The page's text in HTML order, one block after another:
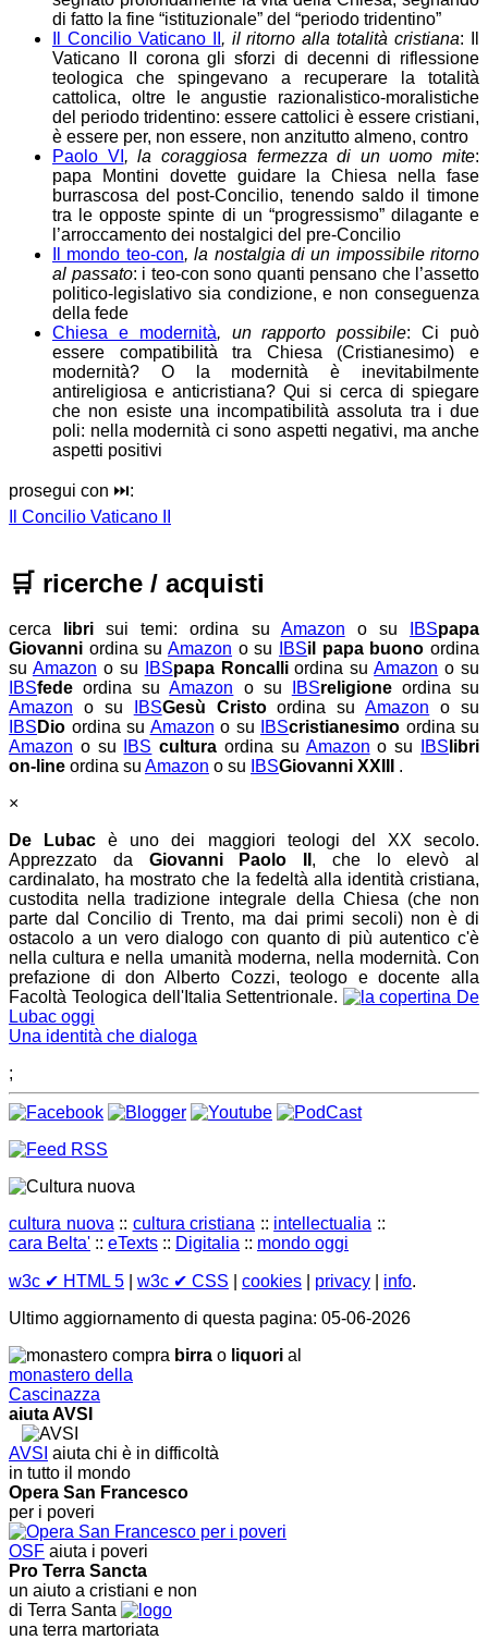
di fatto la fine “istituzionale” del “periodo tridentino”
Il Concilio Vaticano II , il ritorno alla totalità cristiana: Il
Vaticano II corona gli sforzi di decenni di riflessione
teologica che spingevano a recuperare la totalità
cattolica, oltre le angustie razionalistico-moralistiche
del periodo tridentino: essere cattolici è essere cristiani,
è essere per, non essere, non anzitutto almeno, contro
Paolo VI , la coraggiosa fermezza di un uomo mite:
papa Montini dovette guidare la Chiesa nella fase
burrascosa del post-Concilio, tenendo saldo il timone
tra le opposte spinte di un “progressismo” dilagante e
l’arroccamento dei nostalgici del pre-Concilio
Il mondo teo-con, la nostalgia di un impossibile ritorno
al passato: i teo-con sono quanti pensano che l’assetto
politico-legislativo sia condizione, e non conseguenza
della fede
Chiesa e modernità, un rapporto possibile: Ci può
essere compatibilità tra Chiesa (Cristianesimo) e
modernità? O la modernità è inevitabilmente
antireligiosa e anticristiana? Qui si cerca di spiegare
che non esiste una incompatibilità assoluta tra i due
poli: nella modernità ci sono aspetti negativi, ma anche
aspetti positivi
prosegui con ⏭️:
Il Concilio Vaticano II
🛒 ricerche / acquisti
cerca libri sui temi:ordina su Amazon o su IBSpapa
Giovanni ordina suAmazon o su IBSil papa buono ordina
su Amazon o su IBSpapa Roncalli ordina suAmazon o su
IBSfede ordina suAmazon o su IBSreligione ordina su
Amazon o su IBSGesù Cristo ordina suAmazon o su
IBS Dio ordina su Amazon o su IBScristianesimo ordina su
Amazon o su IBS cultura ordina su Amazon o su IBS libri
on-line ordina su Amazon o su IBSGiovanni XXIII
.
×
De Lubac è uno dei maggiori teologi del XX secolo.
Apprezzato da Giovanni Paolo II , che lo elevò al
cardinalato, ha mostrato che la fedeltà alla identità cristiana,
custodita nella tradizione integrale della Chiesa (che non
parte dal Concilio di Trento, ma dai primi secoli) non è di
ostacolo a un vero dialogo con quanto di più autentico c'è
nella cultura e nella umanità moderna, nella modernità. Con
prefazione di don Alberto Cozzi, teologo e docente alla
Facoltà Teologica dell'Italia Settentrionale.
De
Lubac oggi
Una identità che dialoga
;
cultura nuova:: cultura cristiana :: intellectualia ::
cara Belta' :: eTexts :: Digitalia :: mondo oggi
w3c ✔ HTML 5 w3c ✔ CSS cookies privacy info.
Ultimo aggiornamento di questa pagina: 05-06-2026
compra birra o liquori al
monastero della
Cascinazza
aiuta AVSI
AVSI aiuta chi è in difficoltà
in tutto il mondo
Opera San Francesco
per i poveri
OSF aiuta i poveri
Pro Terra Sancta
un aiuto a cristiani e non
di Terra Santa
una terra martoriata